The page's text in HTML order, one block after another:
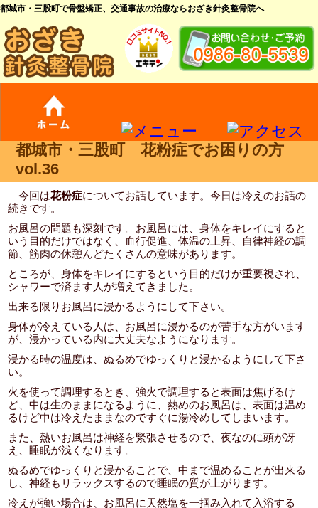
都城市・三股町で骨盤矯正、交通事故の治療ならおざき針灸整骨院へ
都城市・三股町 花粉症でお困りの方
vol.36
今回は花粉症についてお話しています。今日は冷えのお話の
続きです。
お風呂の問題も深刻です。お風呂には、身体をキレイにすると
いう目的だけではなく、血行促進、体温の上昇、自律神経の調
節、筋肉の休憩んどたくさんの意味があります。
ところが、身体をキレイにするという目的だけが重要視され、
シャワーで済ます人が増えてきました。
出来る限りお風呂に浸かるようにして下さい。
身体が冷えている人は、お風呂に浸かるのが苦手な方がいます
が、浸かっている内に大丈夫なようになります。
浸かる時の温度は、ぬるめでゆっくりと浸かるようにして下さ
い。
火を使って調理するとき、強火で調理すると表面は焦げるけ
ど、中は生のままになるように、熱めのお風呂は、表面は温め
るけど中は冷えたままなのですぐに湯冷めしてしまいます。
また、熱いお風呂は神経を緊張させるので、夜なのに頭が冴
え、睡眠が浅くなります。
ぬるめでゆっくりと浸かることで、中まで温めることが出来る
し、神経もリラックスするので睡眠の質が上がります。
冷えが強い場合は、お風呂に天然塩を一掴み入れて入浴する